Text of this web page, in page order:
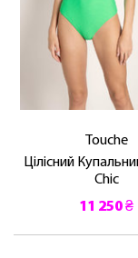
Touche
Цілісний
Chic
11 250 ₴